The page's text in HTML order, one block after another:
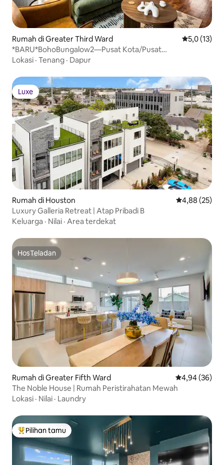
Rumah di Greater Third Ward Nilai rata-
5,0 (13)
*BARU*BohoBungalow2—Pusat Kota/Pusat
Medis/Konferensi
Lokasi · Tenang · Dapur
Luxe
Luxe
Rumah di Houston Nilai rata-rata
4,88 (25)
Luxury Galleria Retreat | Atap Pribadi B
Keluarga · Nilai · Area terdekat
HosTeladan
HosTeladan
Rumah di Greater Fifth Ward Nilai rata-rata
4,94 (36)
The Noble House | Rumah Peristirahatan Mewah
Lokasi · Nilai · Laundry
Pilihan tamu terpopuler
Pilihan tamu